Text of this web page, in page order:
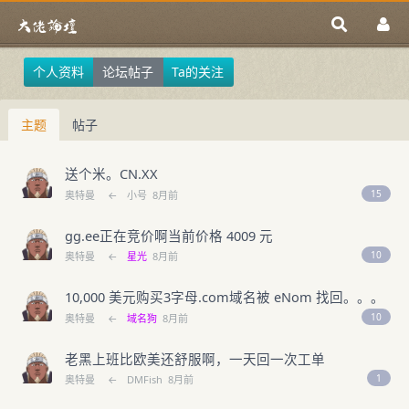
个人资料 论坛帖子 Ta的关注
主题 帖子
送个米。CN.XX
奥特曼 ← 小号 8月前 15
gg.ee正在竞价啊当前价格 4009 元
奥特曼 ← 星光 8月前 10
10,000 美元购买3字母.com域名被 eNom 找回。。。
奥特曼 ← 域名狗 8月前 10
老黑上班比欧美还舒服啊，一天回一次工单
奥特曼 ← DMFish 8月前 1